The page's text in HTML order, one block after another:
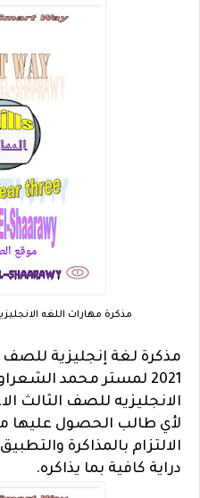
مذكرة مهارات اللغه
مذكرة لغة إنجليزية للصف
2021 لمستر محمد
الانجليزيه للصف الثالث
لأي طالب الحصول عليها
الالتزام بالمذاكرة
دراية كافية بما يذاكره.